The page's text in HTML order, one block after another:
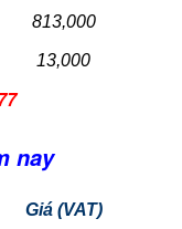
813,000
13,000
nay
Giá (VAT)